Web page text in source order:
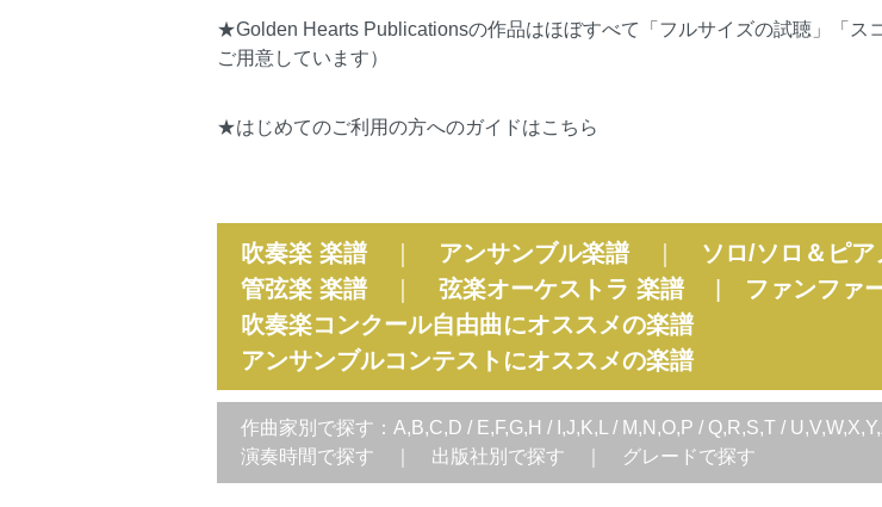
★Golden Hearts Publicationsの作品はほぼすべて「フルサイズの試聴」「ス
ご用意しています）
★はじめてのご利用の方へのガイドはこちら
吹奏楽 楽譜｜ アンサンブル楽譜｜ ソロ/ソロ＆ピア
管弦楽 楽譜｜ 弦楽オーケストラ 楽譜| ファンファ
吹奏楽コンクール自由曲にオススメの楽譜
アンサンブルコンテストにオススメの楽譜
作曲家別で探す： A,B,C,D / E,F,G,H / I,J,K,L / M,N,O,P / Q,R,S,T /
演奏時間で探す
出版社別で探す グレードで探す